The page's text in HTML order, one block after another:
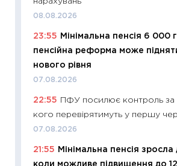
08.08.2026
23:55
Мінімальна пенсія 6 000
пенсійна реформа може
нового рівня
07.08.2026
22:55
ПФУ посилює контроль за
кого перевірятимуть у першу
07.08.2026
21:55
Мінімальна пенсія
коли можливе підвищення до